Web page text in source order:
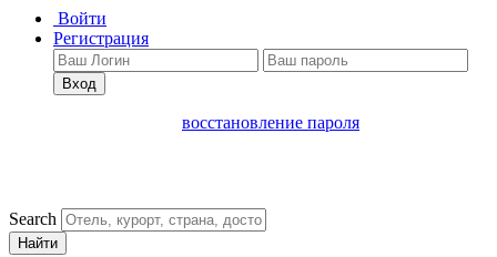
Войти
Регистрация
Вход
восстановление пароля
Search
Найти